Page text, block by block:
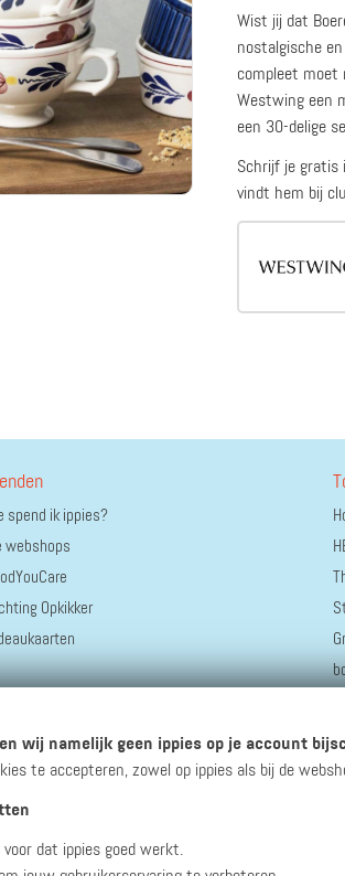
Wist jij dat
nostalgische
compleet moet
Westwing een
een 30-delige
Schrijf je gratis
vindt hem bij
spend ik ippies?
webshops
Opkikker
winacties en andere updates!
wij namelijk geen ippies op je account
te accepteren, zowel op ippies als bij de
dat ippies goed werkt.